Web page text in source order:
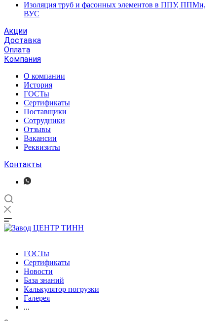
Изоляция труб и фасонных элементов в ППУ, ППМи,
ВУС
Акции
Доставка
Оплата
Компания
О компании
История
ГОСТы
Сертификаты
Поставщики
Сотрудники
Отзывы
Вакансии
Реквизиты
Контакты
ГОСТы
Сертификаты
Новости
База знаний
Калькулятор погрузки
Галерея
...